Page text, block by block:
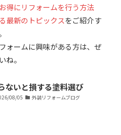
お得にリフォームを行う方法
最新のトピックスをご紹介す
ォームに興味がある方は、ぜ
ね。
ないと損する塗料選び
08/05 外装リフォームブログ